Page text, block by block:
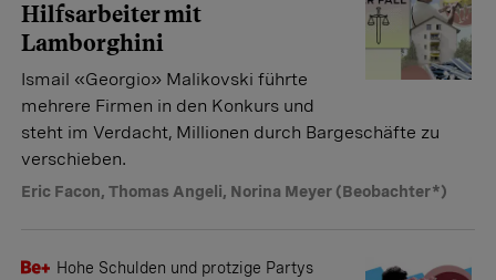
Hilfsarbeiter mit
Lamborghini
Ismail «Georgio» Malikovski führte
mehrere Firmen in den Konkurs und
steht im Verdacht, Millionen durch Bargeschäfte zu
verschieben.
Eric Facon, Thomas Angeli, Norina Meyer (Beobachter*)
Hohe Schulden und protzige Partys